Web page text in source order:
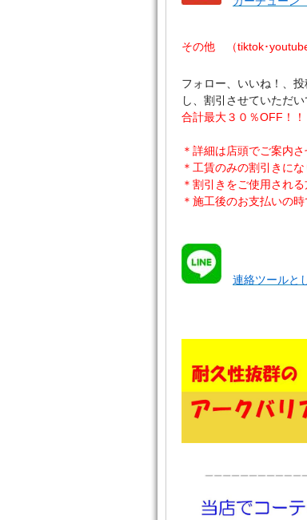
その他 （tiktok･
フォロー、いいね！、
し、割引させていただ
合計最大３０％OFF！！
＊詳細は店頭でご案内
＊工賃のみの割引きにな
＊割引きをご使用され
＊施工後のお支払いの
連絡ツールと